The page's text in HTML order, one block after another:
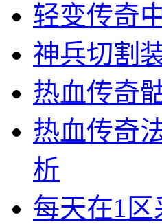
轻变传奇
神兵切割
热血传奇
热血传奇
析
每天在1